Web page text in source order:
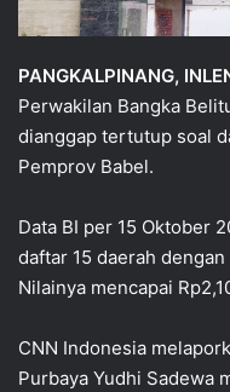
PANGKALPINANG,
Perwakilan Bangka
dianggap tertutup soal
Pemprov Babel.
Data BI per 15 Oktober
daftar 15 daerah
Nilainya mencapai
CNN Indonesia
Purbaya Yudhi Sadewa